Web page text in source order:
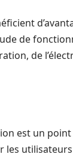
de
de
est un